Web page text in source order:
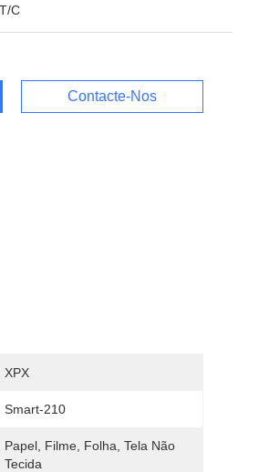
C
Contacte-Nos
XPX
Smart-210
Papel, Filme, Folha, Tela Não
Tecida